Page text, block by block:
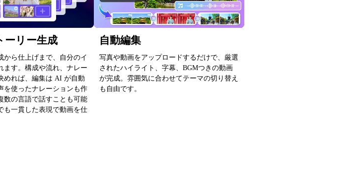
ーリー生成
から仕上げまで、自分のイ
ます。構成や流れ、ナレー
めれば、編集は AI が自動
を使ったナレーションも作
数の言語で話すことも可能
も一貫した表現で動画を仕
自動編集
写真や動画をアップロードするだけで、厳選
されたハイライト、字幕、BGMつきの動画
が完成。雰囲気に合わせてテーマの切り替え
も自由です。